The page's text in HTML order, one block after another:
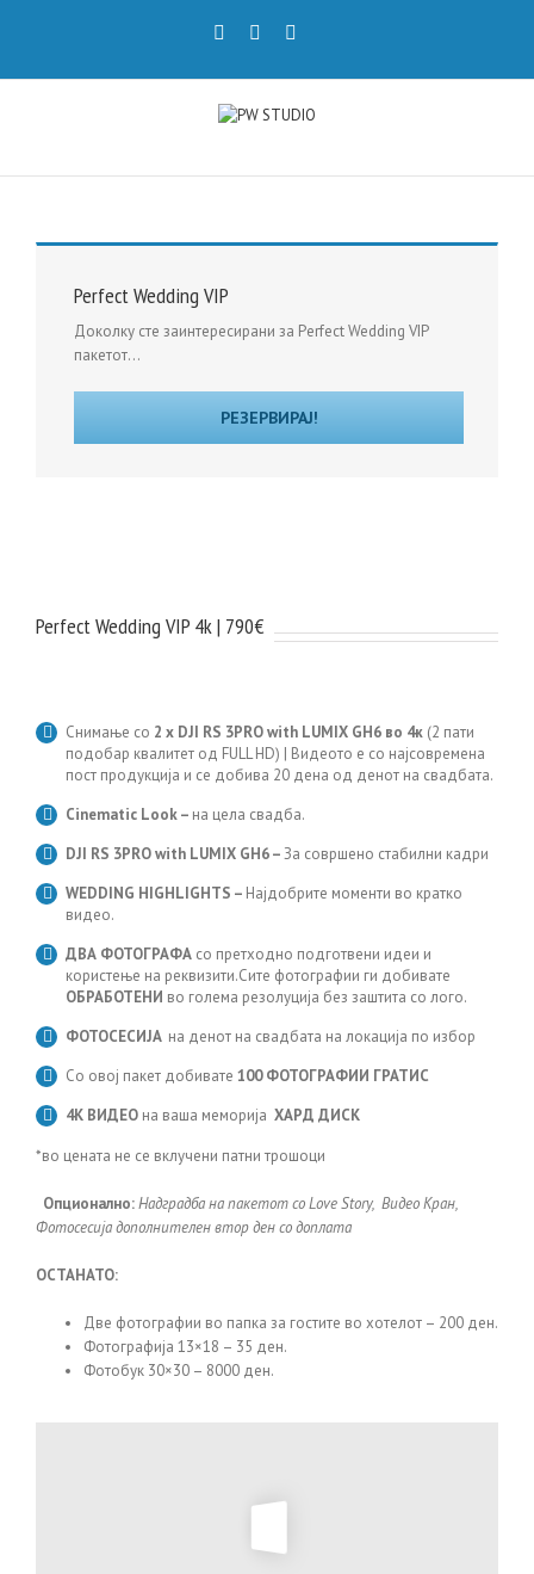
Perfect Wedding VIP
Доколку сте заинтересирани за Perfect Wedding VIP
пакетот...
РЕЗЕРВИРАЈ!
Perfect Wedding VIP 4k | 790€
Снимање со 2 x DJI RS 3PRO with LUMIX GH6 во 4к (2 пати
подобар квалитет од FULL HD) | Видеото е со најсовремена
пост продукција и се добива 20 дена од денот на свадбата.
Cinematic Look – на цела свадба.
DJI RS 3PRO with LUMIX GH6–За совршено стабилни кадри
WEDDING HIGHLIGHTS – Најдобрите моменти во кратко
видео.
ДВА ФОТОГРАФА со претходно подготвени идеи и
користење на реквизити.Сите фотографии ги добивате
ОБРАБОТЕНИ во голема резолуција без заштита со лого.
ФОТОСЕСИJA на денот на свадбата на локација по избор
Со овој пакет добивате 100 ФОТОГРАФИИ ГРАТИС
4К ВИДЕО на ваша меморија ХАРД ДИСК
*во цената не се вклучени патни трошоци
Опционално:Надградба на пакетот со Love Story, Видео Кран,
Фотосесија дополнителен втор ден со доплата
ОСТАНАТО:
Две фотографии во папка за гостите во хотелот – 200 ден.
Фотографија 13×18 – 35 ден.
Фотобук 30×30 – 8000 ден.